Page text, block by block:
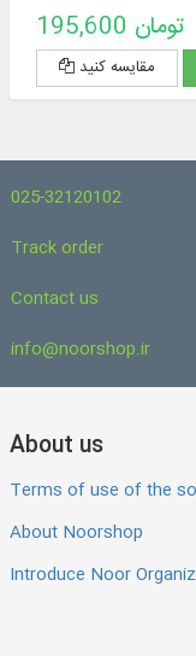
نمایه)
195,600 تومان
مقایسه کنید
025-32120102
Track order
Contact us
info@noorshop.ir
About us
Terms of use of the
About Noorshop
Introduce Noor